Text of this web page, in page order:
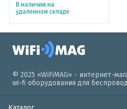
В наличии на
удаленном складе
© 2025 «WiFiMAG» - интернет-
wi-fi оборудования для